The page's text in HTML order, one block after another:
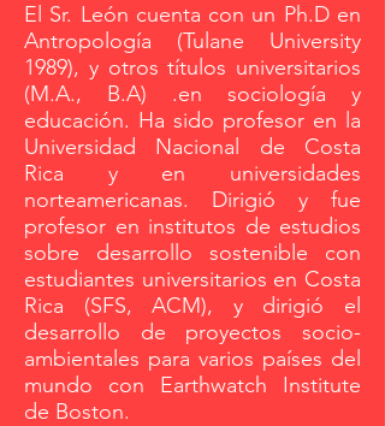
El Sr. León cuenta con un Ph.D en
Antropología (Tulane University
1989), y otros títulos universitarios
(M.A., B.A) .en sociología y
educación. Ha sido profesor en la
Universidad Nacional de Costa
Rica y en universidades
norteamericanas. Dirigió y fue
profesor en institutos de estudios
sobre desarrollo sostenible con
estudiantes universitarios en Costa
Rica (SFS, ACM), y dirigió el
desarrollo de proyectos socio-
ambientales para varios países del
mundo con Earthwatch Institute
de Boston.